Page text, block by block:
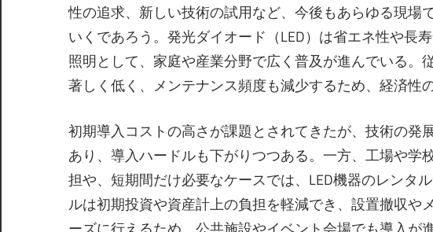
性の追求、新しい技術の試用など、今後もあらゆる現場
いくであろう。発光ダイオード（LED）は省エネ性や長
照明として、家庭や産業分野で広く普及が進んでいる。
著しく低く、メンテナンス頻度も減少するため、経済性
初期導入コストの高さが課題とされてきたが、技術の発
あり、導入ハードルも下がりつつある。一方、工場や学
担や、短期間だけ必要なケースでは、LED機器のレンタ
ルは初期投資や資産計上の負担を軽減でき、設置撤収や